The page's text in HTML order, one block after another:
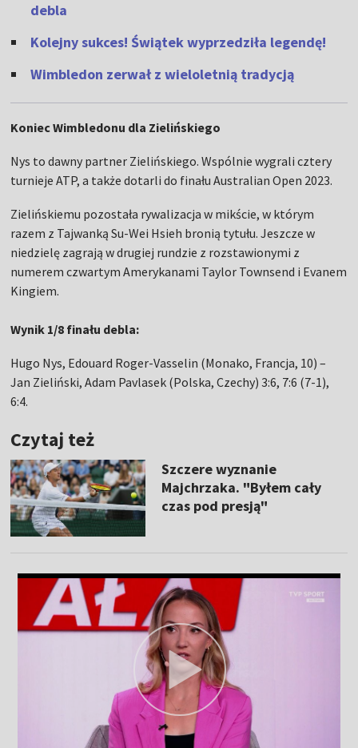
debla
Kolejny sukces! Świątek wyprzedziła legendę!
Wimbledon zerwał z wieloletnią tradycją
Koniec Wimbledonu dla Zielińskiego
Nys to dawny partner Zielińskiego. Wspólnie wygrali cztery
turnieje ATP, a także dotarli do finału Australian Open 2023.
Zielińskiemu pozostała rywalizacja w mikście, w którym
razem z Tajwanką Su-Wei Hsieh bronią tytułu. Jeszcze w
niedzielę zagrają w drugiej rundzie z rozstawionymi z
numerem czwartym Amerykanami Taylor Townsend i Evanem
Kingiem.
Wynik 1/8 finału debla:
Hugo Nys, Edouard Roger-Vasselin (Monako, Francja, 10) –
Jan Zieliński, Adam Pavlasek (Polska, Czechy) 3:6, 7:6 (7-1),
6:4.
Czytaj też
Szczere wyznanie
Majchrzaka. "Byłem cały
czas pod presją"